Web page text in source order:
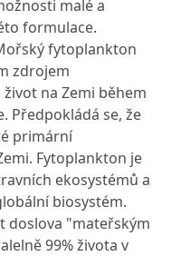
malé a
formulace.
fytoplankton
zdrojem
na Zemi během
Předpokládá se, že
primární
Fytoplankton je
ekosystémů a
biosystém.
doslova "mateřským
99% života v